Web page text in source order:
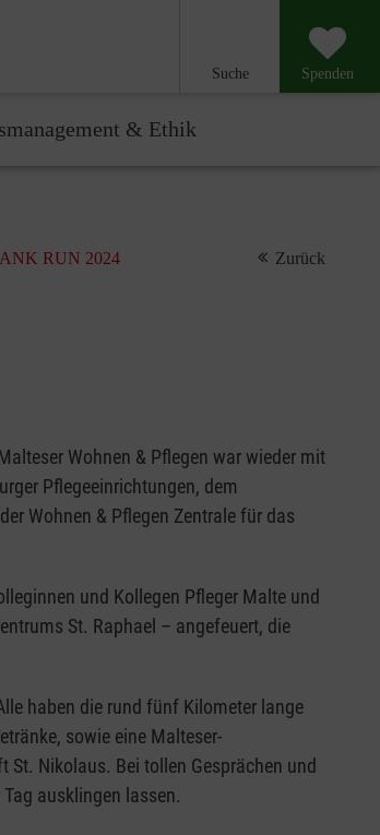
Suche Spenden
& Ethik
RUN 2024 Zurück
Wohnen & Pflegen war wieder mit
Pflegeeinrichtungen, dem
Wohnen & Pflegen Zentrale für das
und Kollegen Pfleger Malte und
St. Raphael – angefeuert, die
haben die rund fünf Kilometer lange
sowie eine Malteser-
Nikolaus. Bei tollen Gesprächen und
ausklingen lassen.